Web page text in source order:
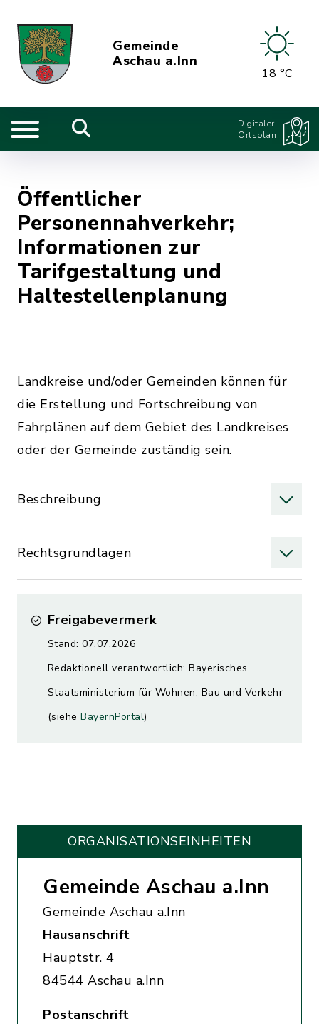
Gemeinde
Aschau a.Inn
18 °C
Digitaler
Ortsplan
Öffentlicher
Personennahverkehr;
Informationen zur
Tarifgestaltung und
Haltestellenplanung
Landkreise und/oder Gemeinden können für
die Erstellung und Fortschreibung von
Fahrplänen auf dem Gebiet des Landkreises
oder der Gemeinde zuständig sein.
Beschreibung
Rechtsgrundlagen
Freigabevermerk
Stand: 07.07.2026
Redaktionell verantwortlich: Bayerisches
Staatsministerium für Wohnen, Bau und Verkehr
(siehe BayernPortal)
ORGANISATIONS­EINHEITEN
Gemeinde Aschau a.Inn
Gemeinde Aschau a.Inn
Hausanschrift
Hauptstr. 4
84544 Aschau a.Inn
Postanschrift